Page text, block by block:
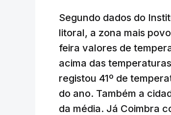
Segundo dados do
litoral, a zona mais
feira valores de
acima das
registou 41º de
do ano. Também a
da média. Já Coimbra